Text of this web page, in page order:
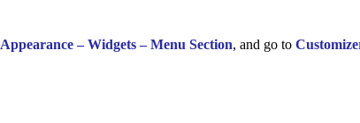
Appearance – Widgets – Menu Section, and go to